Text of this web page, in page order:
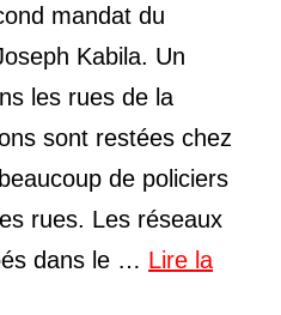
mandat du
Kabila. Un
les rues de la
sont restées chez
de policiers
rues. Les réseaux
dans le … Lire la